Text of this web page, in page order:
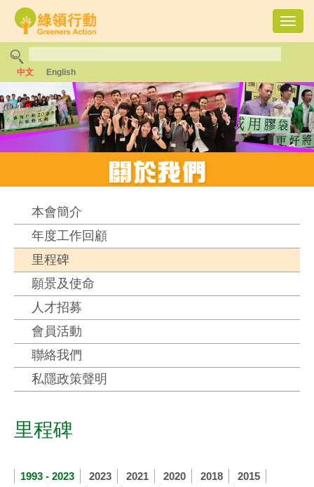
中文 English
本會簡介
年度工作回顧
里程碑
願景及使命
人才招募
會員活動
聯絡我們
私隱政策聲明
里程碑
1993 - 2023 2023 2021 2020 2018
2015